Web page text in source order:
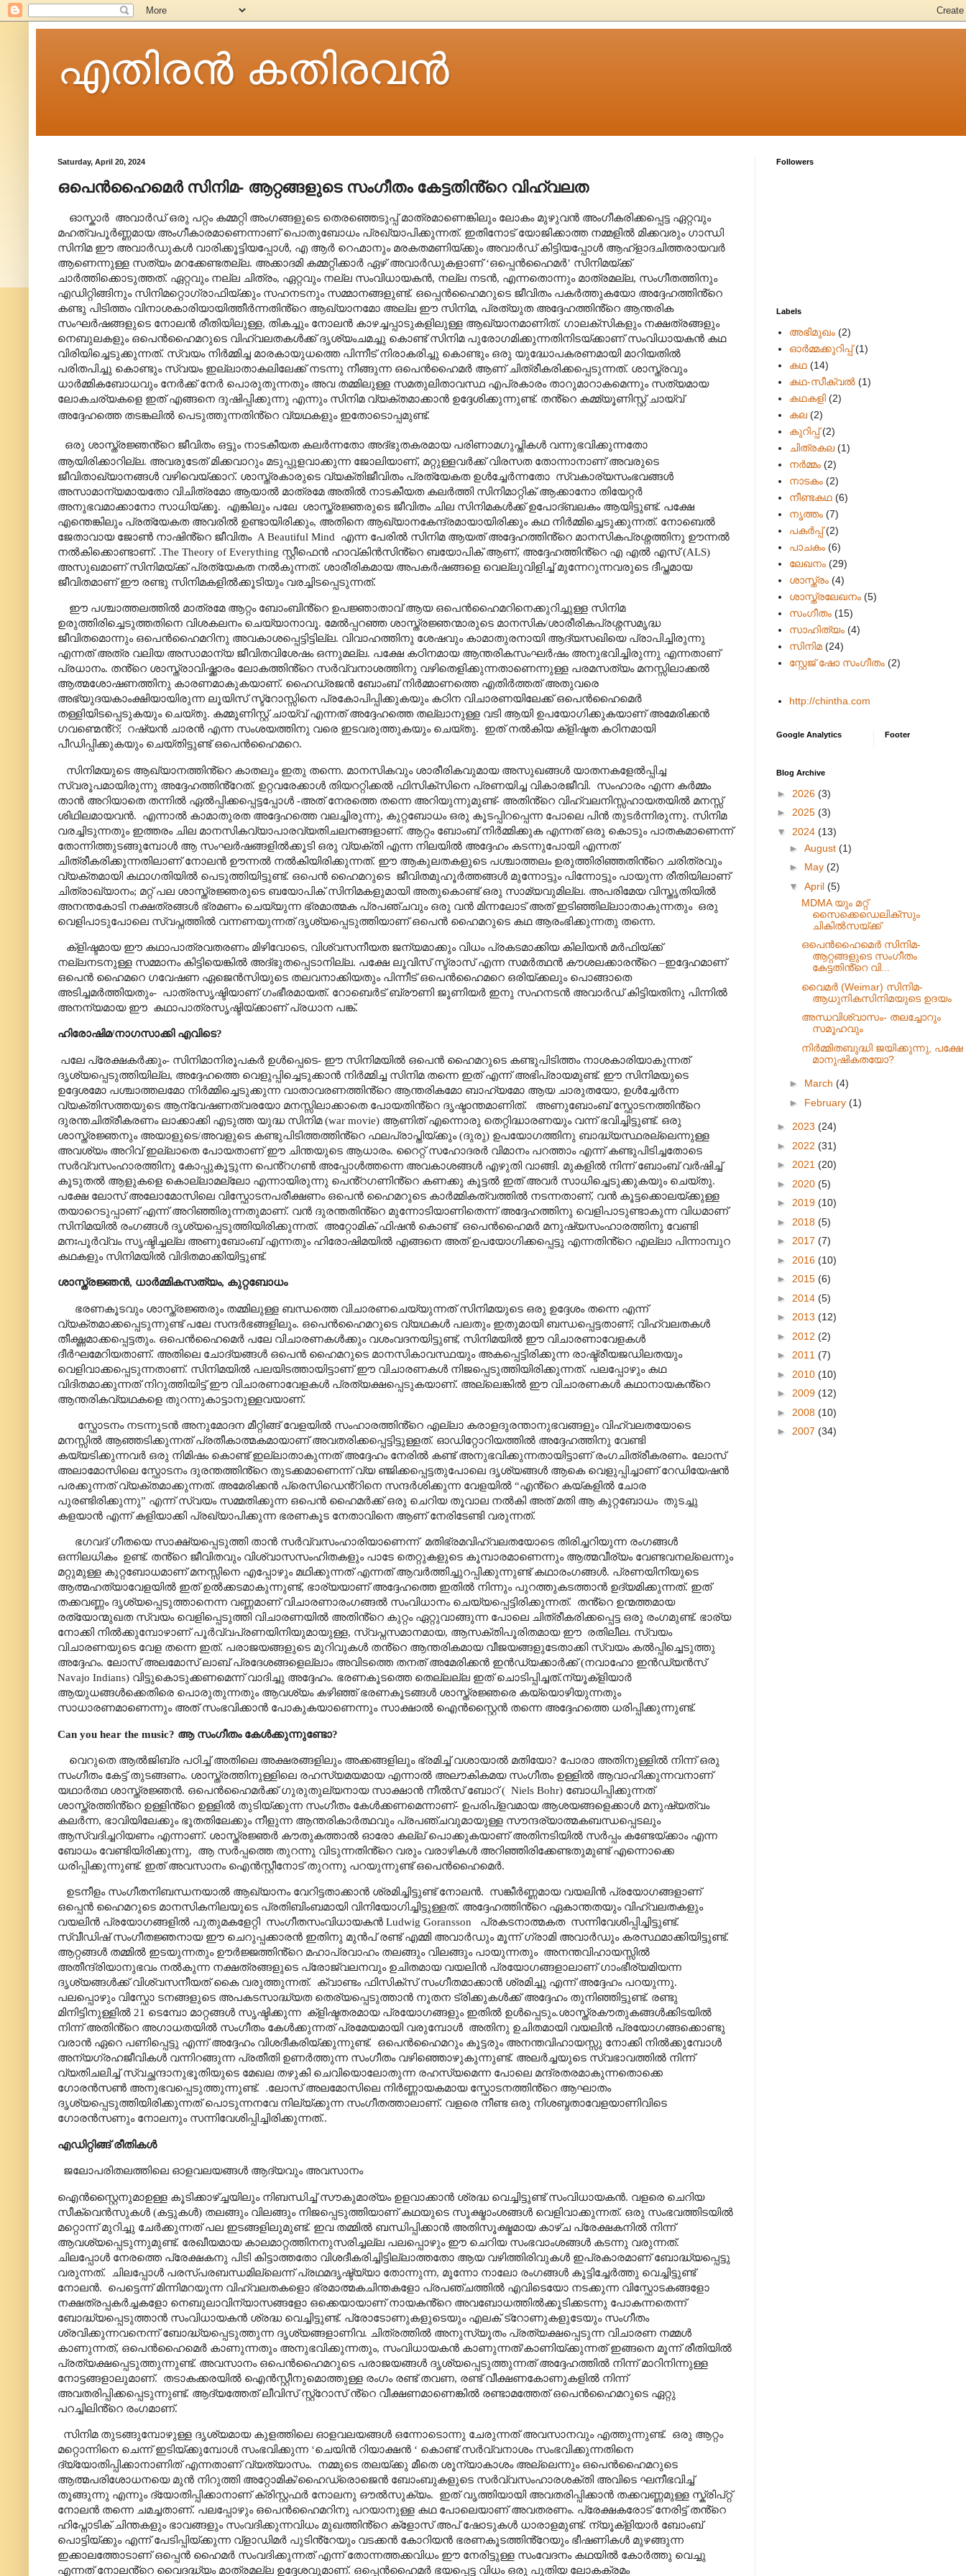
എതിരന്‍ കതിരവന്‍
Saturday, April 20, 2024
ഒപെൻഹൈമെർ സിനിമ- ആറ്റങ്ങളുടെ സംഗീതം കേട്ടതിൻ്റെ വിഹ്വലത
ഓസ്കാർ അവാർഡ് ഒരു പറ്റം കമ്മറ്റി അംഗങ്ങളുടെ തെരഞ്ഞെടുപ്പ് മാത്രമാണെങ്കിലും ലോകം മുഴുവൻ അംഗീകരിക്കപ്പെട്ട ഏറ്റവും
മഹത്വപൂർണ്ണമായ അംഗീകാരമാണെന്നാണ് പൊതുബോധം പ്രഖ്യാപിക്കുന്നത്. ഇതിനോട് യോജിക്കാത്ത നമ്മളിൽ മിക്കവരും ഗാന്ധി
സിനിമ ഈ അവാർഡുകൾ വാരിക്കൂട്ടിയപ്പോൾ, എ ആർ റെഹ്മാനും മരകതമണിയ്ക്കും അവാർഡ് കിട്ടിയപ്പോൾ ആഹ്ളാദചിത്തരായവർ
ആണെന്നുള്ള സത്യം മറക്കേണ്ടതല്ല. അക്കാദമി കമ്മറ്റിക്കാർ ഏഴ് അവാർഡുകളാണ്‘ഒപ്പെൻഹൈമർ’ സിനിമയ്ക്ക്
ചാർത്തിക്കൊടുത്തത്. ഏറ്റവും നല്ല ചിത്രം, ഏറ്റവും നല്ല സംവിധായകൻ, നല്ല നടൻ, എന്നതൊന്നും മാത്രമല്ല, സംഗീതത്തിനും
എഡിറ്റിങ്ങിനും സിനിമറ്റൊഗ്രാഫിയ്ക്കും സഹനടനും സമ്മാനങ്ങളുണ്ട്. ഒപ്പെൻഹൈമറുടെ ജീവിതം പകർത്തുകയോ അദ്ദേഹത്തിൻ്റെ
കണ്ടു പിടിത്തം വിനാശകാരിയായിത്തീർന്നതിൻ്റെ ആഖ്യാനമോ അല്ല ഈ സിനിമ, പ്രത്യുത അദ്ദേഹത്തിൻ്റെ ആന്തരിക
സംഘർഷങ്ങളുടെ നോലൻ രീതിയിലുള്ള, തികച്ചും നോലൻ കാഴച്ചപ്പാടുകളിലുള്ള ആഖ്യാനമാണിത്. ഗാലക്സികളും നക്ഷത്രങ്ങളും
നെബുലകളും ഒപെൻഹൈമറുടെ വിഹ്വലതകൾക്ക് ദൃശ്യംചമച്ചു കൊണ്ട് സിനിമ പുരോഗമിക്കുന്നതിനിടയ്ക്കാണ് സംവിധായകൻ കഥ
വിരിയിച്ചെടുക്കുന്നത്. സ്വയം നിർമ്മിച്ച മാരകായുധത്തെ പിന്നീട് നിരാകരിച്ചു കൊണ്ടും ഒരു യുദ്ധോപകരണമായി മാറിയതിൽ
പരിതപിച്ചു കൊണ്ടും സ്വയം ഇല്ലാതാകലിലേക്ക് നടന്നു നീങ്ങുന്ന ഒപെൻഹൈമർ ആണ് ചിത്രീകരിക്കപ്പെടുന്നത്. ശാസ്ത്രവും
ധാർമ്മികബോധവും നേർക്ക് നേർ പൊരുതുന്നതും അവ തമ്മിലുള്ള സമതുലിതാവസ്ഥ എപ്രകാരം താറുമാറാകമെന്നും സത്യമായ
ലോകചര്യകളെ ഇത് എങ്ങനെ ദുഷിപ്പിക്കുന്നു എന്നും സിനിമ വ്യക്തമാക്കാൻ ഉദ്ദേശിക്കുന്നുണ്ട്. തൻ്റെ കമ്മ്യൂണിസ്റ്റ് ചായ്വ്
അദ്ദേഹത്തെ തടങ്കലിൽ പെടുത്തുന്നതിൻ്റെ വ്യഥകളും ഇതോടൊപ്പമുണ്ട്.
ഒരു ശാസ്ത്രജ്ഞൻ്റെ ജീവിതം ഒട്ടും നാടകീയത കലർന്നതോ അദ്ഭുതകരമായ പരിണാമഗുപ്തികൾ വന്നുഭവിക്കുന്നതോ
ആയിരിക്കാറില്ല. അവരുടേത് മിക്കവാറും മടുപ്പുളവാക്കുന്ന ജോലിയാണ്, മറ്റുള്ളവർക്ക് വിരസത തോന്നാനാണ് അവരുടെ
ജീവിതാഖ്യാനങ്ങൾ വഴിവെയ്ക്കാറ്. ശാസ്ത്രകാരുടെ വ്യക്തിജീവിതം പ്രത്യേകത ഉൾച്ചേർന്നതോ സ്വകാര്യസംഭവങ്ങൾ
അസാമാന്യമായതോ വിചിത്രമോ ആയാൽ മാത്രമേ അതിൽ നാടകീയത കലർത്തി സിനിമാറ്റിക് ആക്കാനോ തിയേറ്റർ
അനുഭവമാക്കാനോ സാധിയ്ക്കൂ. എങ്കിലും പലേ ശാസ്ത്രജ്ഞരുടെ ജീവിതം ചില സിനിമകൾക്ക് ഉപോദ്ബലകം ആയിട്ടുണ്ട്. പക്ഷേ
എന്തെങ്കിലും പ്രത്യേകത അവരിൽ ഉണ്ടായിരിക്കും, അതിനെ ആഖ്യാനകേന്ദ്രമായായിരിക്കും കഥ നിർമ്മിച്ചെടുക്കുന്നത്. നോബെൽ
ജേതാവായ ജോൺ നാഷിൻ്റെ ജീവിതം A Beautiful Mind എന്ന പേരിൽ സിനിമ ആയത് അദ്ദേഹത്തിൻ്റെ മാനസികപ്രശ്നത്തിനു ഊന്നൽ
നൽകിക്കൊണ്ടാണ്. .The Theory of Everything സ്റ്റീഫെൻ ഹാവ്കിൻസിൻ്റെ ബയോപിക് ആണ്, അദ്ദേഹത്തിൻ്റെ എ എൽ എസ് (ALS)
അസുഖമാണ് സിനിമയ്ക്ക് പ്രത്യേകത നൽകുന്നത്. ശാരീരികമായ അപകർഷങ്ങളെ വെല്ലുവിളിച്ച് മുന്നേറുന്നവരുടെ ദീപ്തമായ
ജീവിതമാണ് ഈ രണ്ടു സിനിമകളിൽക്കൂടിയും വരച്ചിടപ്പെടുന്നത്.
ഈ പശ്ചാത്തലത്തിൽ മാത്രമേ ആറ്റം ബോംബിൻ്റെ ഉപജ്ഞാതാവ് ആയ ഒപെൻഹൈമറിനെക്കുറിച്ചുള്ള സിനിമ
ഉരുത്തിരിച്ചെടുത്തതിനെ വിശകലനം ചെയ്യാനാവൂ. മേൽപ്പറഞ്ഞ ശാസ്ത്രജ്ഞന്മാരുടെ മാനസിക/ശാരീരികപ്രശ്നസമൃദ്ധ
ജീവിതമൊന്നും ഒപെൻഹൈമറിനു അവകാശപ്പെട്ടിട്ടില്ല. വിവാഹത്തിനു ശേഷവും കാമാതുരനായി ആദ്യസഖിയെ പ്രാപിച്ചിരുന്നു
എന്നത് അത്ര വലിയ അസാമാന്യ ജീവിതവിശേഷം ഒന്നുമല്ല. പക്ഷേ കഠിനമായ ആന്തരികസംഘർഷം അനുഭവിച്ചിരുന്നു എന്നതാണ്
പ്രധാനം. തൻ്റെ ശാസ്ത്രാവിഷ്ക്കാരം ലോകത്തിൻ്റെ സർവ്വനാശത്തിനു വഴിതെളിക്കുന്നതാണെന്നുള്ള പരമസത്യം മനസ്സിലാക്കൽ
ആത്മശോഷണത്തിനു കാരണമാകുകയാണ്. ഹൈഡ്രജൻ ബോംബ് നിർമ്മാണത്തെ എതിർത്തത് അതുവരെ
അഭ്യുദയകാംക്ഷിയായിരുന്ന ലൂയിസ് സ്ട്റോസ്സിനെ പ്രകോപിപ്പിക്കുകയും കഠിന വിചാരണയിലേക്ക് ഒപെൻഹൈമെർ
തള്ളിയിടപ്പെടുകയും ചെയ്തു. കമ്മൂണിസ്റ്റ് ചായ്വ് എന്നത് അദ്ദേഹത്തെ തല്ലാനുള്ള വടി ആയി ഉപയോഗിക്കുകയാണ് അമേരിക്കൻ
ഗവണ്മെൻ്റ്; റഷ്യൻ ചാരൻ എന്ന സംശയത്തിനു വരെ ഇടവരുത്തുകയും ചെയ്തു. ഇത് നൽകിയ ക്ളിഷ്ടത കഠിനമായി
പീഡിപ്പിക്കുകയും ചെയ്തിട്ടുണ്ട് ഒപെൻഹൈമറെ.
സിനിമയുടെ ആഖ്യാനത്തിൻ്റെ കാതലും ഇതു തന്നെ. മാനസികവും ശാരീരികവുമായ അസുഖങ്ങൾ യാതനകളേൽപ്പിച്ച
സ്വരൂപമായിരുന്നു അദ്ദേഹത്തിൻ്റേത്. ഉറ്റവരേക്കാൾ തിയററ്റിക്കൽ ഫിസിക്സിനെ പ്രണയിച്ച വികാരജീവി. സംഹാരം എന്ന കർമ്മം
താൻ അറിയാതെ തന്നിൽ ഏൽപ്പിക്കപ്പെട്ടപ്പോൾ -അത് നേരത്തെ തന്നെ അറിയുന്നുമുണ്ട്- അതിൻ്റെ വിഹ്വലനിസ്സഹായതയിൽ മനസ്സ്
ശിഥിലമായവൻ. എന്നാൽ കാമാതുരത അദ്ദേഹത്തെ വലച്ചിരുന്നു, കുറ്റബോധം ഒരു കൂടപ്പിറപ്പെന്ന പോലെ പിൻ തുടർന്നിരുന്നു. സിനിമ
വരച്ചിടുന്നതും ഇത്തരം ചില മാനസികവ്യാപാരവ്യതിചലനങ്ങളാണ്. ആറ്റം ബോംബ് നിർമ്മിക്കുക എന്നത് ഒരു കൊടും പാതകമാണെന്ന്
തോന്നിത്തുടങ്ങുമ്പോൾ ആ സംഘർഷങ്ങളിൽക്കൂടി ഒരു വ്യക്തി എന്ന നിലയിൽ അദ്ദേഹം കടന്നുപോയി എന്നത്
ചിത്രീകരിക്കുന്നതിലാണ് നോലൻ ഊന്നൽ നൽകിയിരിക്കുന്നത്. ഈ ആകുലതകളുടെ പശ്ചാത്തലം ഉരുത്തിരിഞ്ഞതിൻ്റെ ചരിത്രവും
വ്യക്തമായി കഥാഗതിയിൽ പെടുത്തിയിട്ടുണ്ട്. ഒപെൻ ഹൈമറുടെ ജീവിതമുഹൂർത്തങ്ങൾ മുന്നോട്ടും പിന്നോട്ടും പായുന്ന രീതിയിലാണ്
ചിത്രാഖ്യാനം; മറ്റ് പല ശാസ്ത്രജ്ഞരുടെ ബയോപിക് സിനിമകളുമായി അതുകൊണ്ട് ഒരു സാമ്യവുമില്ല. അപരിമേയ വിസ്തൃതിയിൽ
അനന്തകോടി നക്ഷത്രങ്ങൾ ഭ്രമണം ചെയ്യുന്ന ഭ്രമാത്മക പ്രപഞ്ചവും ഒരു വൻ മിന്നലോട് അത് ഇടിഞ്ഞില്ലാാതാകുന്നതും ഒരു
വെളിപാടുപോലെ സ്വപ്നത്തിൽ വന്നണയുന്നത് ദൃശ്യപ്പെടുത്തിയാണ് ഒപെൻ ഹൈമറുടെ കഥ ആരംഭിക്കുന്നതു തന്നെ.
ക്ളിഷ്ടമായ ഈ കഥാപാത്രവതരണം മിഴിവോടെ, വിശ്വസനീയത ജന്യമാക്കും വിധം പ്രകടമാക്കിയ കിലിയൻ മർഫിയ്ക്ക്
നല്ലനടനുള്ള സമ്മാനം കിട്ടിയെങ്കിൽ അദ്ഭുതപ്പെടാനില്ല. പക്ഷേ ലൂവിസ് സ്ട്രാസ് എന്ന സമർത്ഥൻ കൗശലക്കാരൻ്റെ –ഇദ്ദേഹമാണ്
ഒപെൻ ഹൈമറെ ഗവേഷണ ഏജെൻസിയുടെ തലവനാക്കിയതും പിന്നീട് ഒപെൻഹൈമറെ ഒരിയ്ക്കലും പൊങ്ങാതെ
അടിച്ചമർത്തിയതും- പാത്രസൃഷ്ടിയാണ് ഗംഭീരമായത്. റോബെർട് ബ്രൗണി ജൂണിയർ ഇനു സഹനടൻ അവാർഡ് കിട്ടിയതിനു പിന്നിൽ
അനന്യമായ ഈ കഥാപാത്രസൃഷ്ടിയ്ക്കാണ് പ്രധാന പങ്ക്.
ഹിരോഷിമ/നാഗസാക്കി എവിടെ?
പലേ പ്രേക്ഷകർക്കും- സിനിമാനിരൂപകർ ഉൾപ്പെടെ- ഈ സിനിമയിൽ ഒപെൻ ഹൈമറുടെ കണ്ടുപിടിത്തം നാശകാരിയാകുന്നത്
ദൃശ്യപ്പെടുത്തിയില്ല, അദ്ദേഹത്തെ വെളുപ്പിച്ചെടുക്കാൻ നിർമ്മിച്ച സിനിമ തന്നെ ഇത് എന്ന് അഭിപ്രായമുണ്ട്. ഈ സിനിമയുടെ
ഉദ്ദേശമോ പശ്ചാത്തലമോ നിർമ്മിച്ചെടുക്കുന്ന വാതാവരണത്തിൻ്റെ ആന്തരികമോ ബാഹ്യമോ ആയ ചാരുതയോ, ഉൾച്ചേർന്ന
വ്യക്തിസത്തയുടെ ആന്വേഷണത്വരയോ മനസ്സിലാക്കാതെ പോയതിൻ്റെ ദൃഷ്ടാന്തമാണിത്.
അണുബോംബ് സ്ഫോടനത്തിൻ്റെ
ദുരന്തചിത്രീകരണം ലാക്കാക്കി എടുത്ത യുദ്ധ സിനിമ (war movie) ആണിത് എന്നൊരു തെറ്റിദ്ധാരണയും വന്ന് ഭവിച്ചിട്ടുണ്ട്. ഒരു
ശാസ്ത്രജ്ഞനും അയാളുടെ/അവളുടെ കണ്ടുപിടിത്തത്തിൻ്റെ ഫലപ്രാപ്തിയ്ക്കും (ദുരു) ഉപയോഗത്തിനു ബാദ്ധ്യസ്ഥരല്ലെന്നുള്ള
അവശ്യം അറിവ് ഇല്ലാതെ പോയതാണ് ഈ ചിന്തയുടെ ആധാരം. റൈറ്റ് സഹോദരർ വിമാനം പറത്താം എന്ന് കണ്ടുപിടിച്ചതോടെ
സർവ്വസംഹാരത്തിനു കോപ്പുകൂട്ടുന്ന പെൻ്റഗൺ അപ്പോൾത്തന്നെ അവകാശങ്ങൾ എഴുതി വാങ്ങി. മുകളിൽ നിന്ന് ബോംബ് വർഷിച്ച്
കൂടുതൽ ആളുകളെ കൊല്ലാമല്ലോ എന്നായിരുന്നു പെൻ്റഗണിൻ്റെ കണക്കു കൂട്ടൽ ഇത് അവർ സാധിച്ചെടുക്കുകയും ചെയ്തു.
പക്ഷേ ലോസ് അലോമോസിലെ വിസ്ഫോടനപരീക്ഷണം ഒപെൻ ഹൈമറുടെ കാർമ്മികത്വത്തിൽ നടന്നതാണ്, വൻ കൂട്ടക്കൊലയ്ക്കുള്ള
തയാറെടുപ്പാണ് എന്ന് അറിഞ്ഞിരുന്നതുമാണ്. വൻ ദുരന്തതിൻ്റെ മുന്നോടിയാണിതെന്ന് അദ്ദേഹത്തിനു വെളിപാടുണ്ടാകുന്ന വിധമാണ്
സിനിമയിൽ രംഗങ്ങൾ ദൃശ്യപ്പെടുത്തിയിരിക്കുന്നത്. അറ്റോമിക് ഫിഷൻ കൊണ്ട് ഒപെൻഹൈമർ മനുഷ്യസംഹാരത്തിനു വേണ്ടി
മനഃപൂർവ്വം സൃഷ്ടിച്ചല്ല അണുബോംബ് എന്നതും ഹിരോഷിമയിൽ എങ്ങനെ അത് ഉപയോഗിക്കപ്പെട്ടു എന്നതിൻ്റെ എല്ലാ പിന്നാമ്പുറ
കഥകളും സിനിമയിൽ വിദിതമാക്കിയിട്ടുണ്ട്.
ശാസ്ത്രജ്ഞൻ, ധാർമ്മികസത്യം, കുറ്റബോധം
ഭരണകൂടവും ശാസ്ത്രജ്ഞരും തമ്മിലുള്ള ബന്ധത്തെ വിചാരണചെയ്യുന്നത് സിനിമയുടെ ഒരു ഉദ്ദേശം തന്നെ എന്ന്
വ്യക്തമാക്കപ്പെടുന്നുണ്ട് പലേ സന്ദർഭങ്ങളിലും. ഒപെൻഹൈമറുടെ വ്യഥകൾ പലതും ഇതുമായി ബന്ധപ്പെട്ടതാണ്; വിഹ്വലതകൾ
തീക്ഷ്ണമാക്കപ്പെട്ടതും. ഒപെൻഹൈമെർ പലേ വിചാരണകൾക്കും വശംവദനയിട്ടുണ്ട്, സിനിമയിൽ ഈ വിചാരണാവേളകൾ
ദീർഘമേറിയതാണ്. അതിലെ ചോദ്യങ്ങൾ ഒപെൻ ഹൈമറുടെ മാനസികാവസ്ഥയും അകപ്പെട്ടിരിക്കുന്ന രാഷ്ട്രീയജഡിലതയും
വെളിവാക്കപ്പെടുന്നതാണ്. സിനിമയിൽ പലയിടത്തായിട്ടാണ് ഈ വിചാരണകൾ നിജപ്പെടുത്തിയിരിക്കുന്നത്. പലപ്പോഴും കഥ
വിദിതമാക്കുന്നത് നിറുത്തിയിട്ട് ഈ വിചാരണാവേളകൾ പ്രത്യക്ഷപ്പെടുകയാണ്. അല്ലെങ്കിൽ ഈ വിചാരണകൾ കഥാനായകൻ്റെ
ആന്തരികവ്യഥകളെ തുറന്നുകാട്ടാനുള്ളവയാണ്.
സ്ഫോടനം നടന്നുടൻ അനുമോദന മീറ്റിങ്ങ് വേളയിൽ സംഹാരത്തിൻ്റെ എല്ലാ കരാളദുരന്താനുഭവങ്ങളും വിഹ്വലതയോടെ
മനസ്സിൽ ആഞ്ഞടിക്കുന്നത് പ്രതീകാത്മകമായാണ് അവതരിക്കപ്പെട്ടിട്ടുള്ളത്. ഓഡിറ്റോറിയത്തിൽ അദ്ദേഹത്തിനു വേണ്ടി
കയ്യടിക്കുന്നവർ ഒരു നിമിഷം കൊണ്ട് ഇല്ലാതാകുന്നത് അദ്ദേഹം നേരിൽ കണ്ട് അനുഭവിക്കുന്നതായിട്ടാണ് രംഗചിത്രീകരണം. ലോസ്
അലാമോസിലെ സ്ഫോടനം ദുരന്തത്തിൻ്റെ തുടക്കമാണെന്ന് വ്യ ഞ്ജിക്കപ്പെട്ടതുപോലെ ദൃശ്യങ്ങൾ ആകെ വെളുപ്പിച്ചാണ് റേഡിയേഷൻ
പരക്കുന്നത് വ്യക്തമാക്കുന്നത്. അമേരിക്കൻ പ്രെസിഡെൻ്റിനെ സന്ദർശിക്കുന്ന വേളയിൽ “എൻ്റെ കയ്കളിൽ ചോര
പുരണ്ടിരിക്കുന്നു” എന്ന് സ്വയം സമ്മതിക്കുന്ന ഒപെൻ ഹൈമർക്ക് ഒരു ചെറിയ തൂവാല നൽകി അത് മതി ആ കുറ്റബോധം തുടച്ചു
കളയാൻ എന്ന് കളിയാക്കി പ്രഖ്യാപിക്കുന്ന ഭരണകൂട നേതാവിനെ ആണ് നേരിടേണ്ടി വരുന്നത്.
ഭഗവദ് ഗീതയെ സാക്ഷ്യപ്പെടുത്തി താൻ സർവ്വസംഹാരിയാണെന്ന് മതിഭ്രമവിഹ്വലതയോടെ തിരിച്ചറിയുന്ന രംഗങ്ങൾ
ഒന്നിലധികം ഉണ്ട്. തൻ്റെ ജീവിതവും വിശ്വാസസംഹിതകളും പാടേ തെറ്റുകളുടെ കൂമ്പാരമാണെന്നും ആത്മവീര്യം വേണ്ടവനല്ലെന്നും
മറ്റുമുള്ള കുറ്റബോധമാണ് മനസ്സിനെ എപ്പോഴും മഥിക്കുന്നത് എന്നത് ആവർത്തിച്ചുറപ്പിക്കുന്നുണ്ട് കഥാരംഗങ്ങൾ. പ്രണയിനിയുടെ
ആത്മഹത്യാവേളയിൽ ഇത് ഉൽക്കടമാകുന്നുണ്ട്, ഭാര്യയാണ് അദ്ദേഹത്തെ ഇതിൽ നിന്നും പുറത്തുകടത്താൻ ഉദ്യമിക്കുന്നത്. ഇത്
തക്കവണ്ണം ദൃശ്യപ്പെടുത്താനെന്ന വണ്ണമാണ് വിചാരണാരംഗങ്ങൽ സംവിധാനം ചെയ്യപ്പെട്ടിരിക്കുന്നത്. തൻ്റെ ഉന്മത്തമായ
രത്യോന്മുഖത സ്വയം വെളിപ്പെടുത്തി വിചാരണയിൽ അതിൻ്റെ കുറ്റം ഏറ്റുവാങ്ങുന്ന പോലെ ചിത്രീകരിക്കപ്പെട്ട ഒരു രംഗമുണ്ട്. ഭാര്യ
നോക്കി നിൽക്കുമ്പോഴാണ് പൂർവ്വപ്രണയിനിയുമായുള്ള, സ്വപ്നസമാനമായ, ആസക്തിപൂരിതമായ ഈ രതിലീല. സ്വയം
വിചാരണയുടെ വേള തന്നെ ഇത്. പരാജയങ്ങളുടെ മുറിവുകൾ തൻ്റെ ആന്തരികമായ വീജയങ്ങളുടേതാക്കി സ്വയം കൽപ്പിച്ചെടുത്തു
അദ്ദേഹം. ലോസ് അലമോസ് ലാബ് പ്രദേശങ്ങളെല്ലാം അവിടത്തെ തനത് അമേരിക്കൻ ഇൻഡ്യക്കാർക്ക് (നവാഹോ ഇൻഡ്യൻസ്
Navajo Indians) വിട്ടുകൊടുക്കണമെന്ന് വാദിച്ചു അദ്ദേഹം. ഭരണകൂടത്തെ തെല്ലല്ല ഇത് ചൊടിപ്പിച്ചത്.ന്യൂക്ളിയാർ
ആയുധങ്ങൾക്കെതിരെ പൊരുതുന്നതും ആവശ്യം കഴിഞ്ഞ് ഭരണകൂടങ്ങൾ ശാസ്ത്രജ്ഞരെ കയ്യൊഴിയുന്നതും
സാധാരണമാണെന്നും അത് സംഭവിക്കാൻ പോകുകയാണെന്നും സാക്ഷാൽ ഐൻസ്റ്റൈൻ തന്നെ അദ്ദേഹത്തെ ധരിപ്പിക്കുന്നുണ്ട്.
Can you hear the music? ആ സംഗീതം കേൾക്കുന്നുണ്ടോ?
വെറുതെ ആൽജിബ്ര പഠിച്ച് അതിലെ അക്ഷരങ്ങളിലും അക്കങ്ങളിലും ഭ്രമിച്ച് വശായാൽ മതിയോ? പോരാ അതിനുള്ളിൽ നിന്ന് ഒരു
സംഗീതം കേട്ട് തുടങ്ങണം. ശാസ്ത്രത്തിനുള്ളിലെ രഹസ്യമയമായ എന്നാൽ അലൗകികമയ സംഗീതം ഉള്ളിൽ ആവാഹിക്കുന്നവനാണ്
യഥാർത്ഥ ശാസ്ത്രജ്ഞൻ. ഒപെൻഹൈമർക്ക് ഗുരുതുല്യനായ സാക്ഷാൻ നീൽസ് ബോറ് ( Niels Bohr) ബോധിപ്പിക്കുന്നത്
ശാസ്ത്രത്തിൻ്റെ ഉള്ളിൻ്റെ ഉള്ളിൽ തുടിയ്ക്കുന്ന സംഗീതം കേൾക്കണമെന്നാണ്- ഉപരിപ്ളവമായ ആശയങ്ങളെക്കാൾ മനുഷ്യത്വം
കലർന്ന, ഭാവിയിലേക്കും ഭൂതതിലേക്കും നീളുന്ന ആന്തരികാർത്ഥവും പ്രപഞ്ചവുമായുള്ള സൗന്ദര്യാത്മകബന്ധപ്പെടലും
ആസ്വദിച്ചറിയണം എന്നാണ്. ശാസ്ത്രജ്ഞർ കൗതുകത്താൽ ഓരോ കല്ല് പൊക്കുകയാണ് അതിനടിയിൽ സർപ്പം കണ്ടേയ്ക്കാം എന്ന
ബോധം വേണ്ടിയിരിക്കുന്നു, ആ സർപ്പത്തെ തുറന്നു വിടുന്നതിൻ്റെ വരും വരാഴികൾ അറിഞ്ഞിരിക്കേണ്ടതുമുണ്ട് എന്നൊക്കെ
ധരിപ്പിക്കുന്നുണ്ട്. ഇത് അവസാനം ഐൻസ്റ്റീനോട് തുറന്നു പറയുന്നുണ്ട് ഒപെൻഹൈമെർ.
ഉടനീളം സംഗീതനിബന്ധനയാൽ ആഖ്യാനം വേറിട്ടതാക്കാൻ ശ്രമിച്ചിട്ടുണ്ട് നോലൻ. സങ്കീർണ്ണമായ വയലിൻ പ്രയോഗങ്ങളാണ്
ഒപ്പെൻ ഹൈമറുടെ മാനസികനിലയുടെ പ്രതിബിംബമായി വിനിയോഗിച്ചിട്ടുള്ളത്. അദ്ദേഹത്തിൻ്റെ ഏകാന്തതയും വിഹ്വലതകളും
വയലിൻ പ്രയോഗങ്ങളിൽ പുതുമകളേറ്റി സംഗീതസംവിധായകൻ Ludwig Goransson പ്രകടനാത്മകത സന്നിവേശിപ്പിച്ചിട്ടുണ്ട്.
സ്വീഡിഷ് സംഗീതജ്ഞനായ ഈ ചെറുപ്പക്കാരൻ ഇതിനു മുൻപ് രണ്ട് എമ്മി അവാർഡും മൂന്ന് ഗ്രാമി അവാർഡും കരസ്ഥമാക്കിയിട്ടുണ്ട്.
ആറ്റങ്ങൾ തമ്മിൽ ഇടയുന്നതും ഊർജ്ജത്തിൻ്റെ മഹാപ്രവാഹം തലങ്ങും വിലങ്ങും പായുന്നതും അനന്തവിഹായസ്സിൽ
അതീന്ദ്രിയാനുഭവം നൽകുന്ന നക്ഷത്രങ്ങളുടെ പ്രോജ്വലനവും ഉചിതമായ വയലിൻ പ്രയോഗങ്ങളാലാണ് ഗാംഭീര്യമിയന്ന
ദൃശ്യങ്ങൾക്ക് വിശ്വസനീയത് കൈ വരുത്തുന്നത്. ക്വാണ്ടം ഫിസിക്സ് സംഗീതമാക്കാൻ ശ്രമിച്ചു എന്ന് അദ്ദേഹം പറയുന്നു.
പലപ്പൊഴും വിസ്ഫോ ടനങ്ങളുടെ അപകടസാദ്ധ്യത തെര്യപ്പെടുത്താൻ നൂതന ട്രിക്കുകൾക്ക് അദ്ദേഹം തുനിഞ്ഞിട്ടുണ്ട്. രണ്ടു
മിനിട്ടിനുള്ളിൽ 21 ടെമ്പോ മാറ്റങ്ങൾ സൃഷ്ടിക്കുന്ന ക്ളിഷ്ടതരമായ പ്രയോഗങ്ങളും ഇതിൽ ഉൾപ്പെടും.ശാസ്ത്രകൗതുകങ്ങൾക്കിടയിൽ
നിന്ന് അതിൻ്റെ അഗാധതയിൽ സംഗീതം കേൾക്കുന്നത് പ്രമേയമായി വരുമ്പോൾ അതിനു ഉചിതമായി വയലിൻ പ്രയോഗങ്ങക്കൊണ്ടു
വരാൻ ഏറെ പണിപ്പെട്ടു എന്ന് അദ്ദേഹം വിശദീകരിയ്ക്കുന്നുണ്ട്. ഒപെൻഹൈമറും കൂട്ടരും അനന്തവിഹായസ്സു നോക്കി നിൽക്കുമ്പോൾ
അന്യഗ്രഹജീവികൾ വന്നിറങ്ങുന്ന പ്രതീതി ഉണർത്തുന്ന സംഗീതം വഴിഞ്ഞൊഴുകുന്നുണ്ട്. അലർച്ചയുടെ സ്വഭാവത്തിൽ നിന്ന്
വ്യതിചലിച്ച് സ്വച്ഛന്ദാനുഭൂതിയുടെ മേഖല തഴുകി ചെവിയൊലോതുന്ന രഹസ്യമെന്ന പോലെ മന്ദ്രതരമാകുന്നതൊക്കെ
ഗോരൻസൺ അനുഭവപ്പെടുത്തുന്നുണ്ട്. .ലോസ് അലമോസിലെ നിർണ്ണായകമായ സ്ഫോടനത്തിൻ്റെ ആഘാതം
ദൃശ്യപ്പെടുത്തിയിരിക്കുന്നത് പൊടുന്നനവേ നില്യ്ക്കുന്ന സംഗീതത്താലാണ്. വളരെ നീണ്ട ഒരു നിശബ്ദതാവേളയാണിവിടെ
ഗോരൻസണും നോലനും സന്നിവേശിപ്പിച്ചിരിക്കുന്നത്..
എഡിറ്റിങ്ങ് രീതികൾ
ജലോപരിതലത്തിലെ ഓളവലയങ്ങൾ ആദ്യവും അവസാനം
ഐൻസ്റ്റൈനുമാഉള്ള കൂടിക്കാഴ്ച്ചയിലും നിബന്ധിച്ച് സൗകുമാര്യം ഉളവാക്കാൻ ശ്രദ്ധ വെച്ചിട്ടുണ്ട് സംവിധായകൻ. വളരെ ചെറിയ
സീക്വെൻസുകൾ (കട്ടുകൾ) തലങ്ങും വിലങ്ങും നിജപ്പെടുത്തിയാണ് കഥയുടെ സൂക്ഷ്മാംശങ്ങൾ വെളിവാക്കുന്നത്. ഒരു സംഭവത്തിടയിൽ
മറ്റൊന്ന് മുറിച്ചു ചേർക്കുന്നത് പല ഇടങ്ങളിലുമുണ്ട്. ഇവ തമ്മിൽ ബന്ധിപ്പിക്കാൻ അതിസൂക്ഷ്മമായ കാഴ്ച പ്രേക്ഷകനിൽ നിന്ന്
ആവശ്യപ്പെടുന്നുമുണ്ട്. രേഖീയമായ കാലമാറ്റത്തിനനുസരിച്ചല്ല പലപ്പൊഴും ഈ ചെറിയ സംഭവാംശങ്ങൾ കടന്നു വരുന്നത്.
ചിലപ്പോൾ നേരത്തെ പ്രേക്ഷകനു പിടി കിട്ടാത്തതോ വിശദീകരിച്ചിട്ടില്ലാത്തതോ ആയ വഴിത്തിരിവുകൾ ഇപ്രകാരമാണ് ബോദ്ധ്യപ്പെട്ടു
വരുന്നത്.
ചിലപ്പോൾ പരസ്പരബന്ധമില്ലെന്ന് പ്രഥമദൃഷ്ട്യ്യാ തോന്നുന്ന, മൂന്നോ നാലോ രംഗങ്ങൾ കൂട്ടിച്ചേർത്തു വെച്ചിട്ടുണ്ട്
നോലൻ. പെട്ടെന്ന് മിന്നിമറയുന്ന വിഹ്വലതകളൊ ഭ്രമാത്മകചിന്തകളോ പ്രപഞ്ചത്തിൽ എവിടെയോ നടക്കുന്ന വിസ്ഫോടകങ്ങളോ
നക്ഷത്രപ്പകർച്ചകളോ നെബുലാവിന്യാസങ്ങളോ ഒക്കെയായാണ് നായകൻ്റെ അവബോധത്തിൽക്കൂടിക്കടന്നു പോകന്നതെന്ന്
ബോദ്ധ്യപ്പെടുത്താൻ സംവിധായകൻ ശ്രദ്ധ വെച്ചിട്ടുണ്ട്. പ്രോടോണുകളുടെയും എലക് ട്റോണുകളുടേയും സംഗീതം
ശ്രവിക്കുന്നവനെന്ന് ബോദ്ധ്യപ്പെടുത്തുന്ന ദൃശ്യങ്ങളാണിവ. ചിത്രത്തിൽ അനുസ്യൂതം പ്രത്യക്ഷപ്പെടുന്ന വിചാരണ നമ്മൾ
കാണുന്നത്, ഒപെൻഹൈമെർ കാണുന്നതും അനുഭവിക്കുന്നതും, സംവിധായകൻ കാണുന്നത്/കാണിയ്ക്കുന്നത് ഇങ്ങനെ മൂന്ന് രീതിയിൽ
പ്രത്യക്ഷപ്പെടുത്തുന്നുണ്ട്. അവസാനം ഒപെൻഹൈമറുടെ പരാജയങ്ങൾ ദൃശ്യപ്പെടുത്തുന്നത് അദ്ദേഹത്തിൽ നിന്ന് മാറിനിന്നുള്ള
നോട്ടങ്ങളാലുമാണ്. തടാകക്കരയിൽ ഐൻസ്റ്റീനുമൊത്തുള്ള രംഗം രണ്ട് തവണ, രണ്ട് വീക്ഷണകോണുകളിൽ നിന്ന്
അവതരിപ്പിക്കപ്പെടുന്നുണ്ട്. ആദ്യത്തേത് ലീവിസ് സ്റ്റ്റോസ് ൻ്റെ വീക്ഷണമാണെങ്കിൽ രണ്ടാമത്തേത് ഒപെൻഹൈമറുടെ ഏറ്റു
പറച്ചിലിൻ്റെ രംഗമാണ്.
സിനിമ തുടങ്ങുമ്പോഴുള്ള ദൃശ്യമായ കുളത്തിലെ ഓളവലയങ്ങൾ ഒന്നോടൊന്നു ചേരുന്നത് അവസാനവും എത്തുന്നുണ്ട്. ഒരു ആറ്റം
മറ്റൊന്നിനെ ചെന്ന് ഇടിയ്ക്കുമ്പോൾ സംഭവിക്കുന്ന ‘ചെയിൻ റിയാക്ഷൻ ‘ കൊണ്ട് സർവ്വനാശം സംഭവിക്കുന്നതിനെ
ദ്യ്യോതിപ്പിക്കാനാണിത് എന്നതാണ് വ്യത്യാസം. നമ്മുടെ തലയ്ക്കു മീതെ ശൂന്യാകാശം അല്ലെന്നും ഒപെൻഹൈമറുടെ
ആത്മപരിശോധനയെ മുൻ നിറുത്തി അറ്റോമിക്/ഹൈഡ്രൊജെൻ ബോംബുകളുടെ സർവ്വസംഹാരശക്തി അവിടെ ഘനീഭവിച്ച്
തൂങ്ങുന്നു എന്നും ദ്യോതിപ്പിക്കാനാണ് ക്രിസ്റ്റഫർ നോലനു ഔൽസുക്യം. ഇത് വൃത്തിയായി അവതരിപ്പിക്കാൻ തക്കവണ്ണമുള്ള സ്ക്രിപ്റ്റ്
നോലൻ തന്നെ ചമച്ചതാണ്. പലപ്പോഴും ഒപെൻഹൈമറിനു പറയാനുള്ള കഥ പോലെയാണ് അവതരണം. പ്രേക്ഷകരോട് നേരിട്ട് തൻ്റെ
ഹിപ്നോടിക് ചിന്തകളും ഭാവങ്ങളും സംവദിക്കുന്നവിധം മുഖത്തിൻ്റെ ക്ളോസ് അപ് ഷോടുകൾ ധാരാളമുണ്ട്. ന്യൂക്ളിയാർ ബോംബ്
പൊട്ടിയ്ക്കും എന്ന് പേടിപ്പിയ്ക്കുന്ന വ്ളാഡിമർ പുടിൻ്റേയും വടക്കൻ കോറിയൻ ഭരണകൂടത്തിൻ്റേയും ഭീഷണികൾ മുഴങ്ങുന്ന
ഇക്കാലത്തോടാണ് ഒപ്പെൻ ഹൈമർ സംവദിക്കുന്നത് എന്ന് തോന്നത്തക്കവിധം ഈ നേരിട്ടുള്ള സംവേദനം കഥയിൽ കോർത്തു വെച്ചു
എന്നത് നോലൻ്റെ വൈദദ്ധ്യം മാത്രമല്ല ഉദ്ദേശവുമാണ്. ഒപ്പെൻഹൈമർ ഭയപ്പെട്ട വിധം ഒരു പുതിയ ലോകക്രമം
Followers
Labels
അഭിമുഖം (2)
ഓർമ്മക്കുറിപ്പ് (1)
കഥ (14)
കഥ-സീക്വല്‍ (1)
കഥകളി (2)
കല (2)
കുറിപ്പ് (2)
ചിത്രകല (1)
നർമ്മം (2)
നാടകം (2)
നീണ്ടകഥ (6)
നൃത്തം (7)
പകര്‍പ്പ് (2)
പാചകം (6)
ലേഖനം (29)
ശാസ്ത്രം (4)
ശാസ്ത്രലേഖനം (5)
സംഗീതം (15)
സാഹിത്യം (4)
സിനിമ (24)
സ്റ്റേജ് ഷോ സംഗീതം (2)
http://chintha.com
Google Analytics Footer
Blog Archive
► 2026 (3)
► 2025 (3)
▼ 2024 (13)
► August (1)
► May (2)
▼ April (5)
MDMA യും മറ്റ്
സൈക്കെഡെലിക്സും
ചികിൽസയ്ക്ക്
ഒപെൻഹൈമെർ സിനിമ-
ആറ്റങ്ങളുടെ സംഗീതം
കേട്ടതിൻ്റെ വി...
വൈമർ (Weimar) സിനിമ-
ആധുനികസിനിമയുടെ ഉദയം
അന്ധവിശ്വാസം- തലച്ചോറും
സമൂഹവും
നിർമ്മിതബുദ്ധി ജയിക്കുന്നു, പക്ഷേ
മാനുഷികതയോ?
► March (4)
► February (1)
► 2023 (24)
► 2022 (31)
► 2021 (20)
► 2020 (5)
► 2019 (10)
► 2018 (5)
► 2017 (7)
► 2016 (10)
► 2015 (6)
► 2014 (5)
► 2013 (12)
► 2012 (2)
► 2011 (7)
► 2010 (10)
► 2009 (12)
► 2008 (10)
► 2007 (34)